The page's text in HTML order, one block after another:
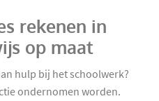
rekenen in
op maat
hulp bij het schoolwerk?
ondernomen worden.